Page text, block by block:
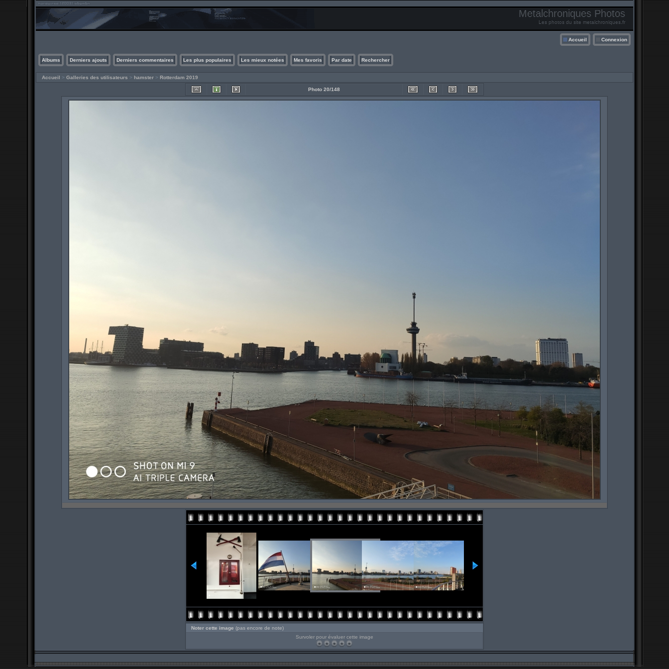
Metalchroniques Photos
Les photos du site metalchroniques.fr
Accueil Connexion
Albums Derniers ajouts Derniers commentaires Les plus populaires Les mieux notées Mes favoris Par date Rechercher
Accueil > Galleries des utilisateurs > hamster > Rotterdam 2019
Photo 20/148
Noter cette image (pas encore de note)
Survoler pour évaluer cette image